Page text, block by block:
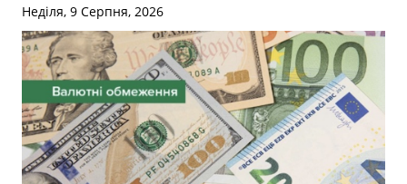
Неділя, 9 Серпня, 2026